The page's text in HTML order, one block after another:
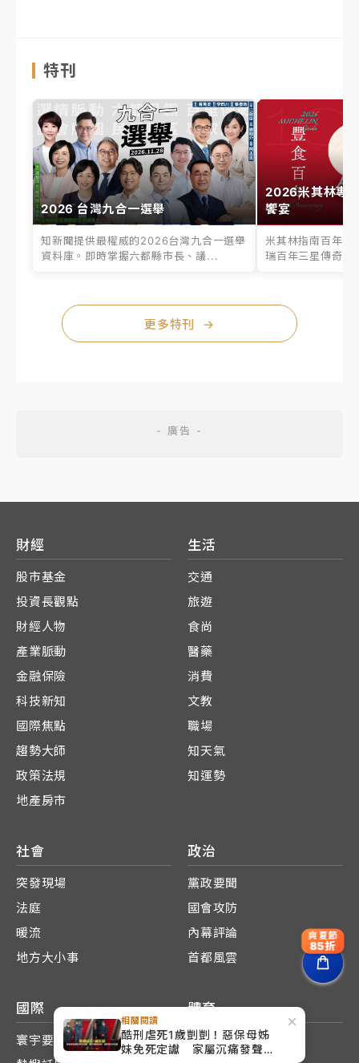
特刊
2026 台灣九合一選舉
知新聞提供最權威的2026台灣九合一選舉
資料庫。即時掌握六都縣市長、議...
2026米其林專
饗宴
米其林指南百年之
瑞百年三星傳奇、
更多特刊 →
×
相關閱讀
酷刑虐死1歲剴剴！惡保母姊
妹免死定讞 家屬沉痛發聲：
財經
股市基金
投資長觀點
財經人物
產業脈動
金融保險
科技新知
國際焦點
趨勢大師
政策法規
地產房市
生活
交通
旅遊
食尚
醫藥
消費
文教
職場
知天氣
知運勢
社會
突發現場
法庭
暖流
地方大小事
政治
黨政要聞
國會攻防
內幕評論
首都風雲
國際
寰宇要聞
體育
籃球風雲
爽夏節
85折